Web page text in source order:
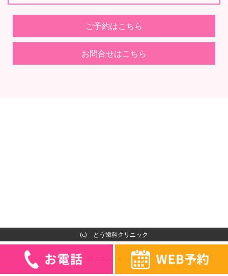
092-502-3534 お問合せフォーム
ご予約フォーム
ご予約はこちら
お問合せはこちら
(c) とう歯科クリニック
｜モバイル